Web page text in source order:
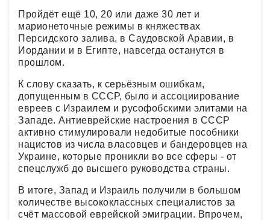
Пройдёт ещё 10, 20 или даже 30 лет и
марионеточные режимы в княжествах
Персидского залива, в Саудовской Аравии, в
Иордании и в Египте, навсегда останутся в
прошлом.
К слову сказать, к серьёзным ошибкам,
допущенным в СССР, было и ассоциирование
евреев с Израилем и русофобскими элитами на
Западе. Антиеврейские настроения в СССР
активно стимулировали недобитые пособники
нацистов из числа власовцев и бандеровцев на
Украине, которые проникли во все сферы - от
спецслужб до высшего руководства страны.
В итоге, Запад и Израиль получили в большом
количестве высококлассных специалистов за
счёт массовой еврейской эмиграции. Впрочем,